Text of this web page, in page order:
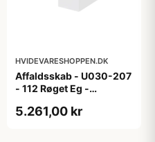
HVIDEVARESHOPPEN.DK
Affaldsskab - U030-207
- 112 Røget Eg -
5.261,00 kr